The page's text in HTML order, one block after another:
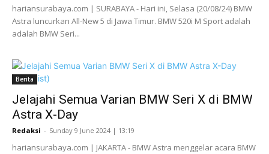
hariansurabaya.com | SURABAYA - Hari ini, Selasa (20/08/24) BMW
Astra luncurkan All-New 5 di Jawa Timur. BMW 520i M Sport adalah
adalah BMW Seri...
Berita
Jelajahi Semua Varian BMW Seri X di BMW
Astra X-Day
Redaksi - Sunday 9 June 2024 | 13:19
hariansurabaya.com | JAKARTA - BMW Astra menggelar acara BMW